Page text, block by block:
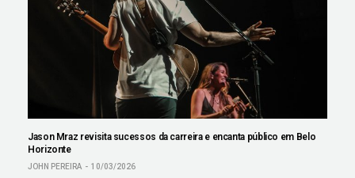
Jason Mraz revisita sucessos da carreira e encanta público em Belo
Horizonte
JOHN PEREIRA 10/03/2026